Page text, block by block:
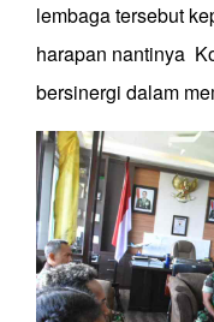
lembaga tersebut
harapan nantinya
bersinergi dalam